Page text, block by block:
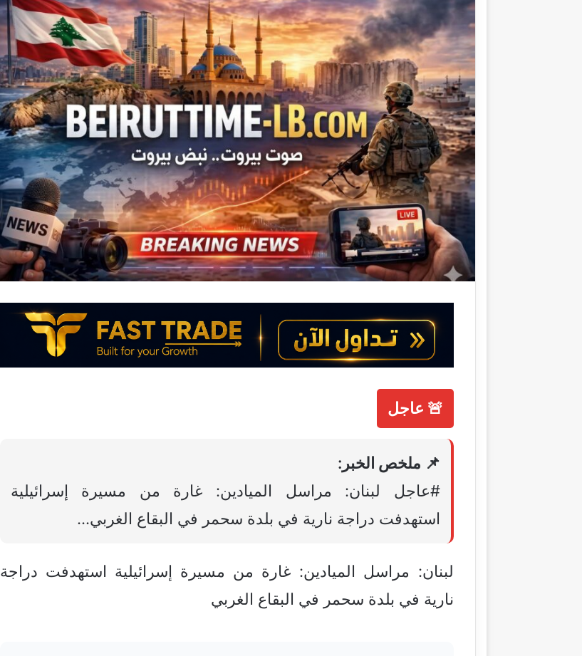
ع
ع
ل
ى
X
ل
ب
ر
ي
ا
إ
ل
ك
ت
ر
و
ي
ا
🚨 عاجل
📌 ملخص الخبر:
#عاجل لبنان: مراسل الميادين: غارة من مسيرة إسرائيلية
استهدفت دراجة نارية في بلدة سحمر في البقاع الغربي…
لبنان: مراسل الميادين: غارة من مسيرة إسرائيلية استهدفت دراجة
نارية في بلدة سحمر في البقاع الغربي